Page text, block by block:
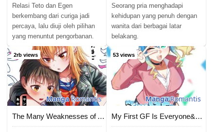
Relasi Teto dan Egen
berkembang dari curiga jadi
percaya, lalu diuji oleh pilihan
yang menuntut pengorbanan.
Seorang pria menghadapi
kehidupan yang penuh dengan
wanita dari berbagai latar
belakang.
2rb views
MangaRomantis
The Many Weaknesses of Ayaka the Yankee JK
53 views
MangaRomantis
My First GF Is Everyone&#8217;s Oshi